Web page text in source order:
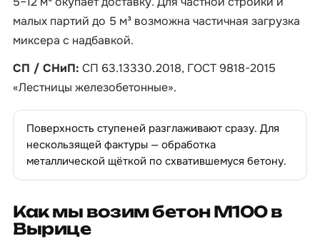
малых партий до 5 м³ возможна частичная загрузка
миксера с надбавкой.
СП / СНиП: СП 63.13330.2018, ГОСТ 9818-2015
«Лестницы железобетонные».
Поверхность ступеней разглаживают сразу. Для
нескользящей фактуры — обработка
металлической щёткой по схватившемуся бетону.
Как мы возим бетон М100 в
Вырице